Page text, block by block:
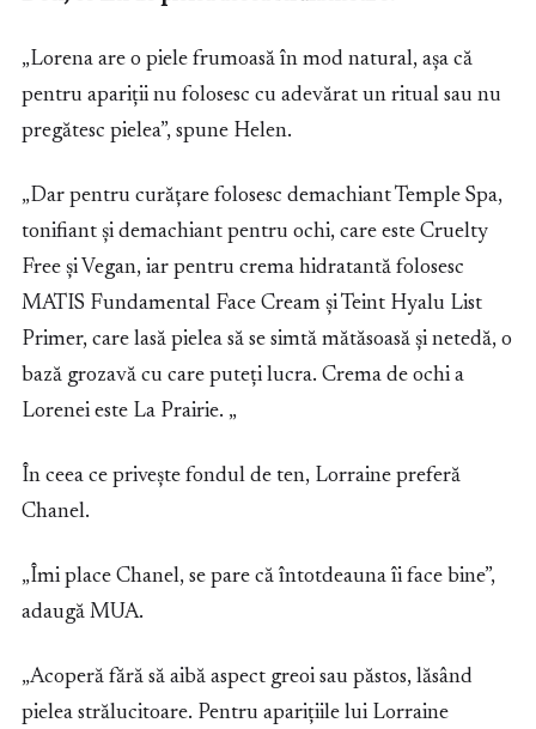
„Lorena are o piele frumoasă în mod natural, așa că
pentru apariții nu folosesc cu adevărat un ritual sau nu
pregătesc pielea”, spune Helen.
„Dar pentru curățare folosesc demachiant Temple Spa,
tonifiant și demachiant pentru ochi, care este Cruelty
Free și Vegan, iar pentru crema hidratantă folosesc
MATIS Fundamental Face Cream și Teint Hyalu List
Primer, care lasă pielea să se simtă mătăsoasă și netedă, o
bază grozavă cu care puteți lucra. Crema de ochi a
Lorenei este La Prairie. „
În ceea ce privește fondul de ten, Lorraine preferă
Chanel.
„Îmi place Chanel, se pare că întotdeauna îi face bine”,
adaugă MUA.
„Acoperă fără să aibă aspect greoi sau păstos, lăsând
pielea strălucitoare. Pentru aparițiile lui Lorraine